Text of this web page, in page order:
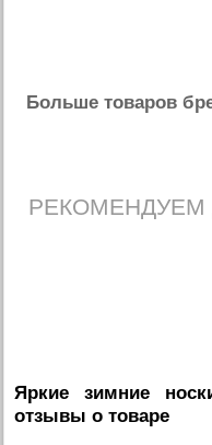
Больше товаров
РЕКОМЕНДУЕМ
Яркие зимние
отзывы о товаре